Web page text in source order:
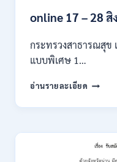
8
online 17 – 28
กระทรวงสาธารณสุข
แบบพิเศษ 1…
อ่านรายละเอียด กระทรวง
เปิด
สมัคร
พนักงา
ราชการ